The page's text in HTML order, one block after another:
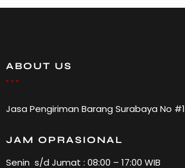
ABOUT US
Jasa Pengiriman Barang Surabaya No #1
JAM OPRASIONAL
Senin s/d Jumat : 08:00 – 17:00 WIB